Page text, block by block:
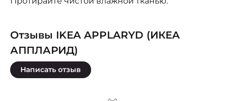
Отзывы IKEA APPLARYD (ИКЕА
АППЛАРИД)
Написать отзыв